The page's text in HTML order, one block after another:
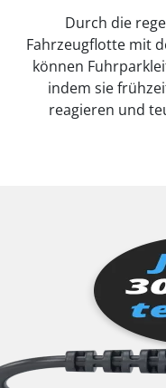
Durch die
Fahrzeugflotte mit
können
indem sie
reagieren und